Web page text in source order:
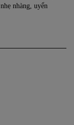
nhàng, uyển